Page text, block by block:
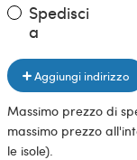
Spedisci
a
Aggiungi indirizzo
Massimo prezzo di
massimo prezzo
le isole).